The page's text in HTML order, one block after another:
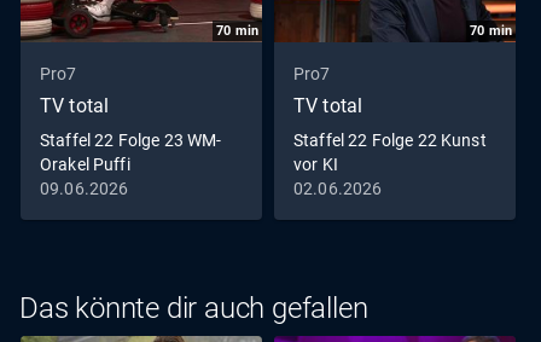
70 min
Pro7
TV total
Staffel 22 Folge 23 WM-
Orakel Puffi
09.06.2026
70 min
Pro7
TV total
Staffel 22 Folge 22 Kunst
vor KI
02.06.2026
Das könnte dir auch gefallen